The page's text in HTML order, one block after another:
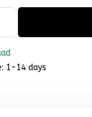
1-14 days